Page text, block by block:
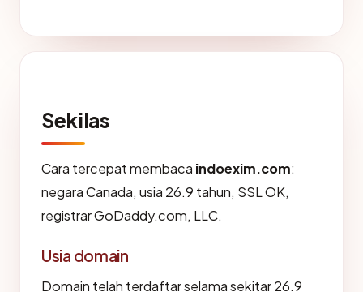
Sekilas
Cara tercepat membaca indoexim.com:
negara Canada, usia 26.9 tahun, SSL OK,
registrar GoDaddy.com, LLC.
Usia domain
Domain telah terdaftar selama sekitar 26.9